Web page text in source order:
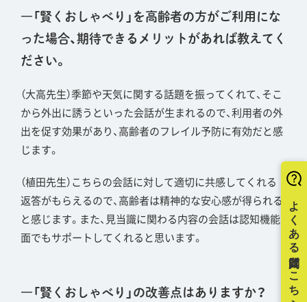
―「賢くおしゃべり」を高齢者の方がご利用にな
った場合、期待できるメリットがあれば教えてく
ださい。
（大高先生）季節や天気に関する話題を振ってくれて、そこ
から外出に誘うといった会話が生まれるので、利用者の外
出を促す効果があり、高齢者のフレイル予防に有効だと感
じます。
（植田先生）こちらの会話に対して適切に共感してくれる
返答がもらえるので、高齢者は精神的な安心感が得られる
と感じます。また、見当識に関わる内容の会話は認知機能
面でもサポートしてくれると思います。
―「賢くおしゃべり」の改善点はありますか？